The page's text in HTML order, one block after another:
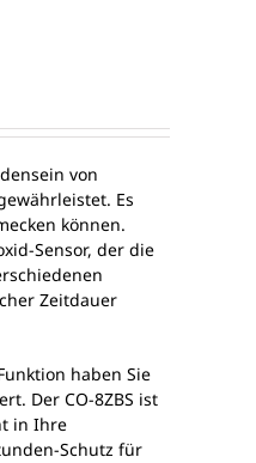
von
Es
können.
Sensor, der die
Zeitdauer
haben Sie
Der CO-8ZBS ist
in Ihre
Schutz für